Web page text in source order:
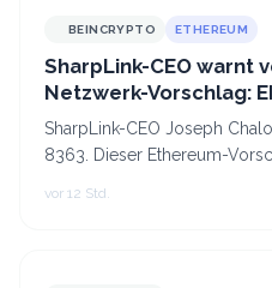
BEINCRYPTO ETHEREUM
SharpLink-CEO warnt
Netzwerk-Vorschlag:
SharpLink-CEO Joseph
8363. Dieser Ethereum-
vor 12 Std.